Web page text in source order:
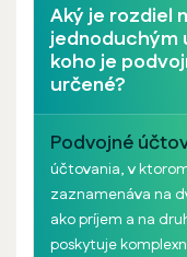
Aký je rozdiel
jednoduchým
koho je
určené?
Podvojné
účtovania, v
zaznamenáva na
ako príjem a na
poskytuje